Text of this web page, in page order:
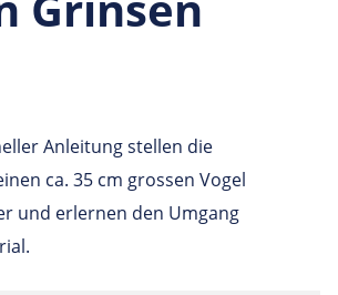
Anleitung stellen die
ca. 35 cm grossen Vogel
und erlernen den Umgang